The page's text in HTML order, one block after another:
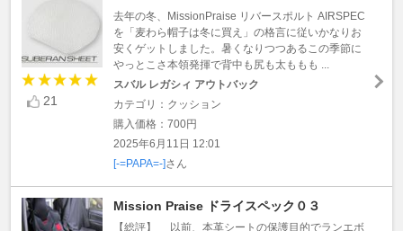
21
去年の冬、MissionPraise リバースポルト AIRSPEC
を「麦わら帽子は冬に買え」の格言に従いかなりお
安くゲットしました。暑くなりつつあるこの季節に
やっとこさ本領発揮で背中も尻も太ももも ...
スバル レガシィ アウトバック
カテゴリ：クッション
購入価格：700円
2025年6月11日 12:01
[-=PAPA=-]さん
Mission Praise ドライスペック０３
【総評】 以前、本革シートの保護目的でランエボ